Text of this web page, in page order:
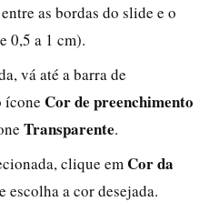
as bordas do slide e o
0,5 a 1 cm).
vá até a barra de
ícone Cor de preenchimento
Transparente.
clique em Cor da
escolha a cor desejada.